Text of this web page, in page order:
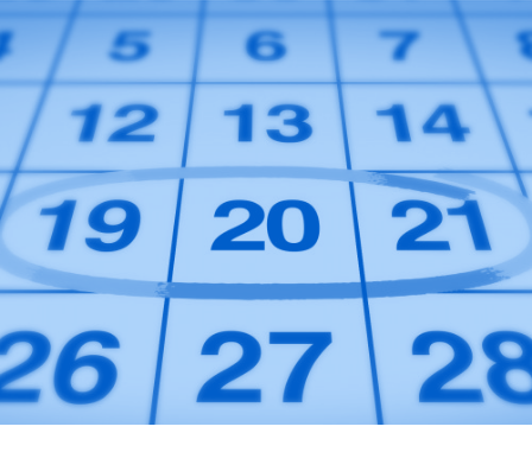
Hochfügen, offre opportunità senza precedenti per
sviluppare il più grande evento B2B di snowboard in
Europa e portare i test sulla neve ad un livello
successivo.Segnate sul calendario: le date restano dal 19
al 21 gennaio 2025. Il concept definitivo per i brand sarà
svelato alla fine di luglio, e gli inviti ai negozi saranno
spediti entro la fine di ottobre!